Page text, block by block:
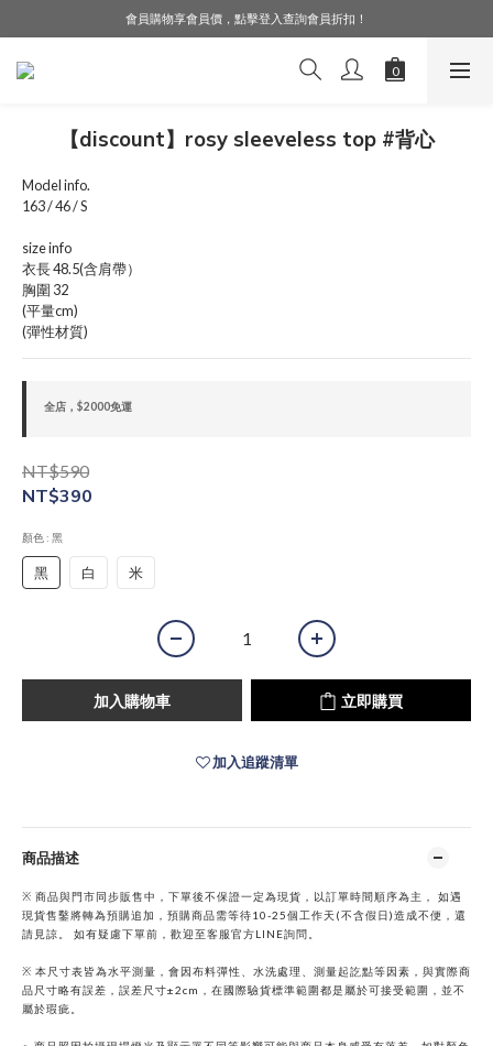
LINE好友募集中，加入就送購物金$50！
會員購物享會員價，點擊登入查詢會員折扣！
LINE好友募集中，加入就送購物金$50！
【discount】rosy sleeveless top #背心
Model info.
163 / 46 / S
size info
衣長 48.5(含肩帶）
胸圍 32
(平量cm)
(彈性材質)
全店，$2000免運
NT$590
NT$390
顏色 : 黑
黑 白 米
加入購物車 立即購買
加入追蹤清單
商品描述
※ 商品與門市同步販售中，下單後不保證一定為現貨，以訂單時間順序為主， 如遇
現貨售鑿將轉為預購追加，預購商品需等待10-25個工作天(不含假日)造成不便，還
請見諒。 如有疑慮下單前，歡迎至客服官方LINE詢問。
※ 本尺寸表皆為水平測量，會因布料彈性、水洗處理、測量起訖點等因素，與實際商
品尺寸略有誤差，誤差尺寸±2cm，在國際驗貨標準範圍都是屬於可接受範圍，並不
屬於瑕疵。